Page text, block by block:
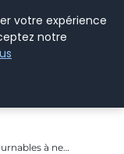
à ne…
votre expérience
notre